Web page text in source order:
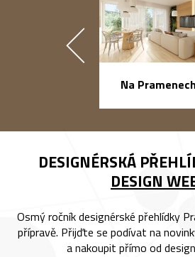
Na Pramenech
DESIGNÉRSKÁ
DESIGN
Osmý ročník designérské přehlídky
přípravě. Přijďte se podívat na
a nakoupit přímo od